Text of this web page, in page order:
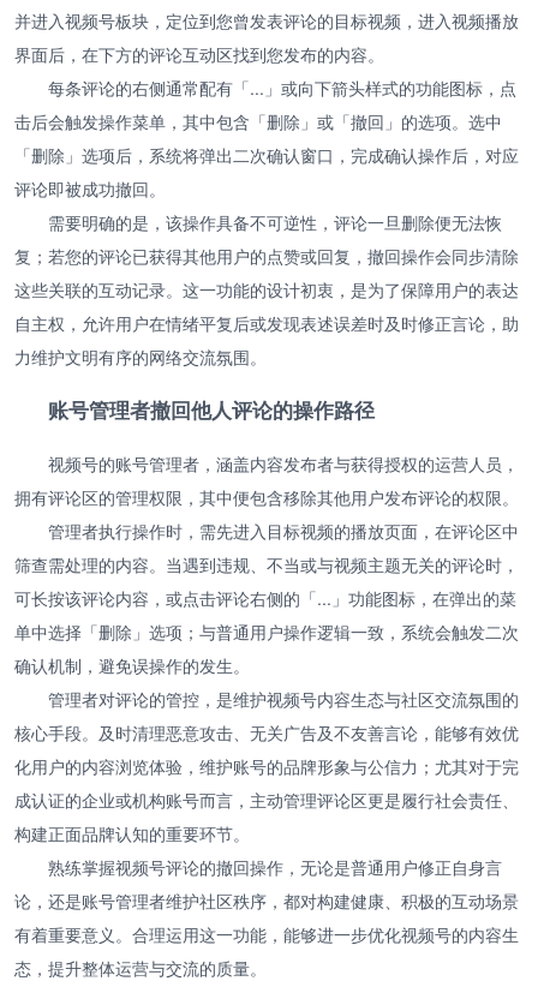
并进入视频号板块，定位到您曾发表评论的目标视频，进入视频播放
界面后，在下方的评论互动区找到您发布的内容。
每条评论的右侧通常配有「...」或向下箭头样式的功能图标，点
击后会触发操作菜单，其中包含「删除」或「撤回」的选项。选中
「删除」选项后，系统将弹出二次确认窗口，完成确认操作后，对应
评论即被成功撤回。
需要明确的是，该操作具备不可逆性，评论一旦删除便无法恢
复；若您的评论已获得其他用户的点赞或回复，撤回操作会同步清除
这些关联的互动记录。这一功能的设计初衷，是为了保障用户的表达
自主权，允许用户在情绪平复后或发现表述误差时及时修正言论，助
力维护文明有序的网络交流氛围。
账号管理者撤回他人评论的操作路径
视频号的账号管理者，涵盖内容发布者与获得授权的运营人员，
拥有评论区的管理权限，其中便包含移除其他用户发布评论的权限。
管理者执行操作时，需先进入目标视频的播放页面，在评论区中
筛查需处理的内容。当遇到违规、不当或与视频主题无关的评论时，
可长按该评论内容，或点击评论右侧的「...」功能图标，在弹出的菜
单中选择「删除」选项；与普通用户操作逻辑一致，系统会触发二次
确认机制，避免误操作的发生。
管理者对评论的管控，是维护视频号内容生态与社区交流氛围的
核心手段。及时清理恶意攻击、无关广告及不友善言论，能够有效优
化用户的内容浏览体验，维护账号的品牌形象与公信力；尤其对于完
成认证的企业或机构账号而言，主动管理评论区更是履行社会责任、
构建正面品牌认知的重要环节。
熟练掌握视频号评论的撤回操作，无论是普通用户修正自身言
论，还是账号管理者维护社区秩序，都对构建健康、积极的互动场景
有着重要意义。合理运用这一功能，能够进一步优化视频号的内容生
态，提升整体运营与交流的质量。